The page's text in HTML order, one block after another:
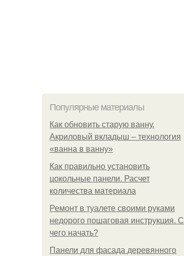
Популярные материалы
Как обновить старую ванну.
Акриловый вкладыш – технология
«ванна в ванну»
Как правильно установить
цокольные панели. Расчет
количества материала
Ремонт в туалете своими руками
недорого пошаговая инструкция. С
чего начать?
Панели для фасада деревянного